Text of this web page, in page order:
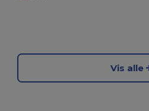
Vis alle